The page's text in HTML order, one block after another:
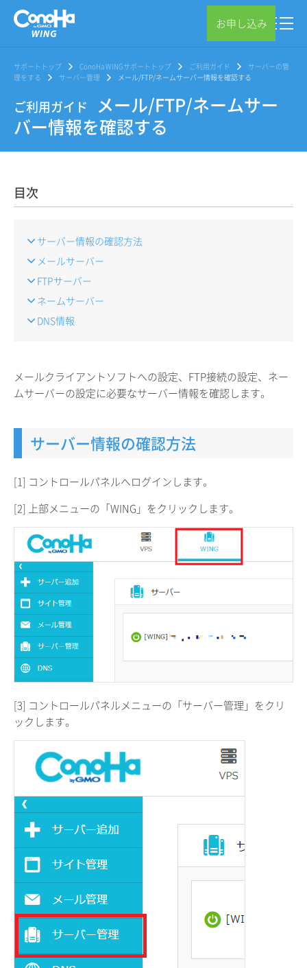
お申し込み
サポートトップ ConoHa WINGサポートトップ ご利用ガイド
サーバーの管
理をする
サーバー管理 メール/FTP/ネームサーバー情報を確認する
ご利用ガイド
メール/FTP/ネームサー
バー情報を確認する
目次
サーバー情報の確認方法
メールサーバー
FTPサーバー
ネームサーバー
DNS情報
メールクライアントソフトへの設定、FTP接続の設定、ネー
ムサーバーの設定に必要なサーバー情報を確認します。
サーバー情報の確認方法
[1] コントロールパネルへログインします。
[2] 上部メニューの「WING」をクリックします。
[3] コントロールパネルメニューの「サーバー管理」をクリ
ックします。